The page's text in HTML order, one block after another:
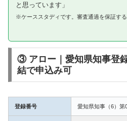
と思っています」
※ケーススタディです。審査通過を保証す
③ アロー｜愛知県知事登
結で申込み可
登録番号 愛知県知事（6）第